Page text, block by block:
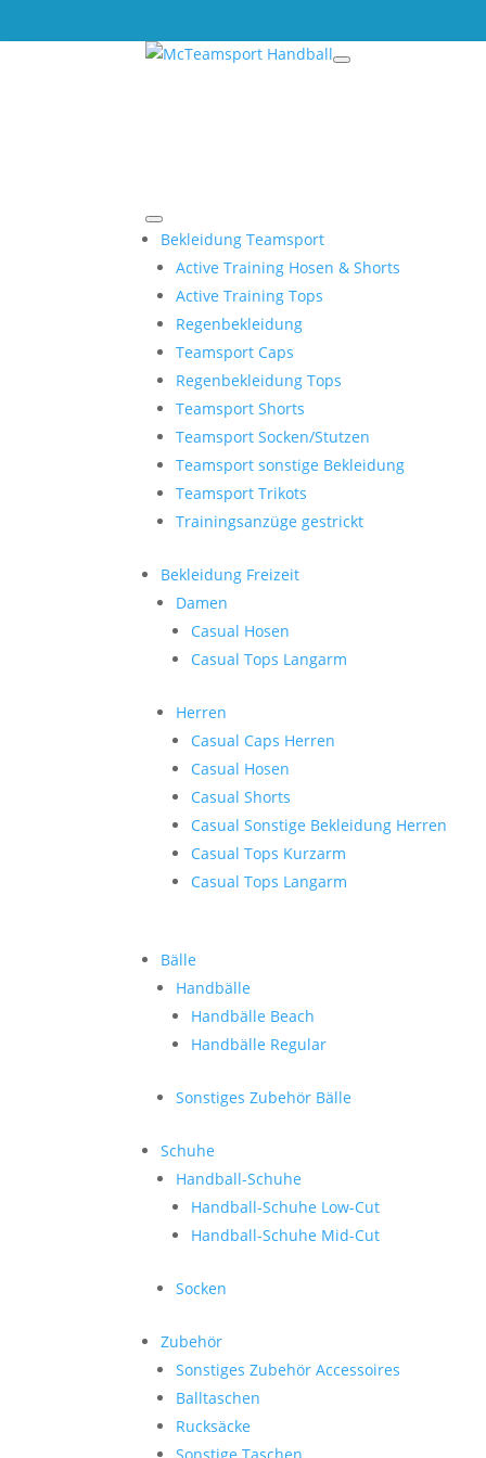
Bekleidung Teamsport
Active Training Hosen & Shorts
Active Training Tops
Regenbekleidung
Teamsport Caps
Regenbekleidung Tops
Teamsport Shorts
Teamsport Socken/Stutzen
Teamsport sonstige Bekleidung
Teamsport Trikots
Trainingsanzüge gestrickt
Bekleidung Freizeit
Damen
Casual Hosen
Casual Tops Langarm
Herren
Casual Caps Herren
Casual Hosen
Casual Shorts
Casual Sonstige Bekleidung Herren
Casual Tops Kurzarm
Casual Tops Langarm
Bälle
Handbälle
Handbälle Beach
Handbälle Regular
Sonstiges Zubehör Bälle
Schuhe
Handball-Schuhe
Handball-Schuhe Low-Cut
Handball-Schuhe Mid-Cut
Socken
Zubehör
Sonstiges Zubehör Accessoires
Balltaschen
Rucksäcke